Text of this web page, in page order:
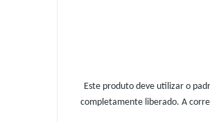
Este produto deve utilizar o
completamente liberado. A